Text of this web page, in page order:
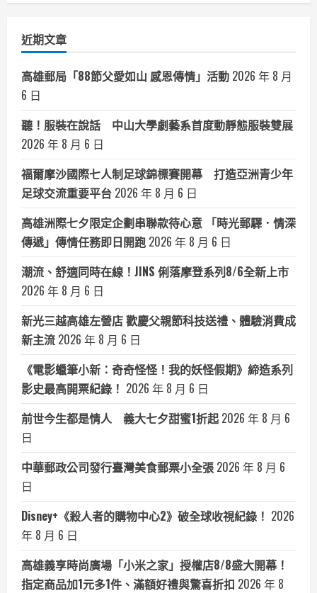
近期文章
高雄郵局「88節父愛如山 感恩傳情」活動 2026 年 8 月
6 日
聽！服裝在說話 中山大學劇藝系首度動靜態服裝雙展
2026 年 8 月 6 日
福爾摩沙國際七人制足球錦標賽開幕 打造亞洲青少年
足球交流重要平台 2026 年 8 月 6 日
高雄洲際七夕限定企劃串聯款待心意 「時光郵驛．情深
傳遞」傳情任務即日開跑 2026 年 8 月 6 日
潮流、舒適同時在線！JINS 俐落摩登系列8/6全新上市
2026 年 8 月 6 日
新光三越高雄左營店 歡慶父親節科技送禮、體驗消費成
新主流 2026 年 8 月 6 日
《電影蠟筆小新：奇奇怪怪！我的妖怪假期》締造系列
影史最高開票紀錄！ 2026 年 8 月 6 日
前世今生都是情人 義大七夕甜蜜1折起 2026 年 8 月 6
日
中華郵政公司發行臺灣美食郵票小全張 2026 年 8 月 6
日
Disney+《殺人者的購物中心2》破全球收視紀錄！ 2026
年 8 月 6 日
高雄義享時尚廣場「小米之家」授權店8/8盛大開幕！
指定商品加1元多1件、滿額好禮與驚喜折扣 2026 年 8